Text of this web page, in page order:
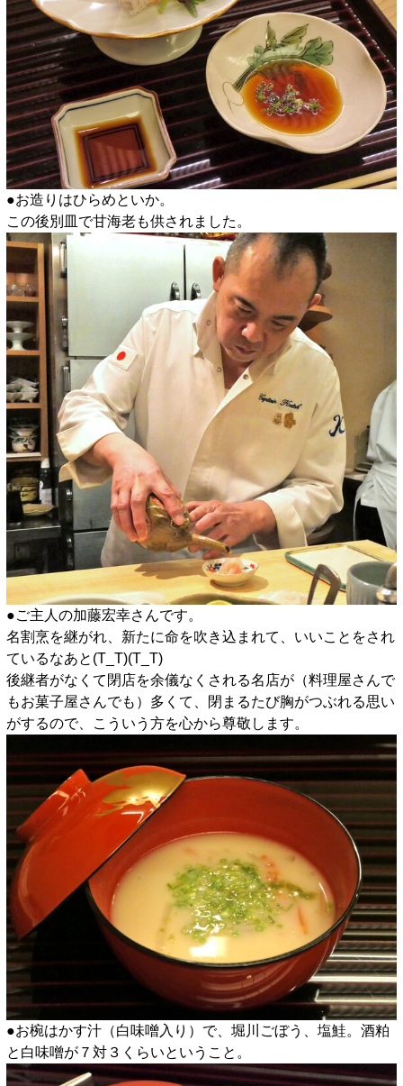
●お造りはひらめといか。
この後別皿で甘海老も供されました。
●ご主人の加藤宏幸さんです。
名割烹を継がれ、新たに命を吹き込まれて、いいことをされ
ているなあと(T_T)(T_T)
後継者がなくて閉店を余儀なくされる名店が（料理屋さんで
もお菓子屋さんでも）多くて、閉まるたび胸がつぶれる思い
がするので、こういう方を心から尊敬します。
●お椀はかす汁（白味噌入り）で、堀川ごぼう、塩鮭。酒粕
と白味噌が７対３くらいということ。